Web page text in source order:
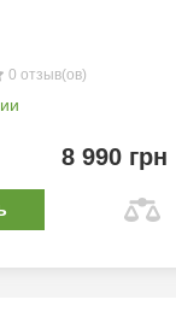
0 отзыв(ов)
8 990 грн